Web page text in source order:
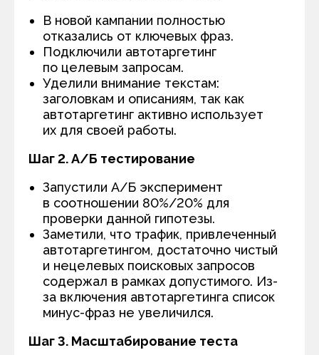
В новой кампании полностью
отказались от ключевых фраз.
Подключили автотаргетинг
по целевым запросам.
Уделили внимание текстам:
заголовкам и описаниям, так как
автотаргетинг активно использует
их для своей работы.
Шаг 2. А/Б тестирование
Запустили А/Б эксперимент
в соотношении 80%/20% для
проверки данной гипотезы.
Заметили, что трафик, привлеченный
автотаргетингом, достаточно чистый
и нецелевых поисковых запросов
содержал в рамках допустимого. Из-
за включения автотаргетинга список
минус-фраз не увеличился.
Шаг 3. Масштабирование теста